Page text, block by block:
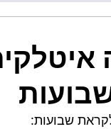
שבועות: